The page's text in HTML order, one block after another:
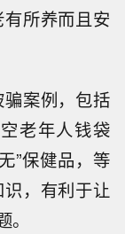
所养而且安
案例，包括
老年人钱袋
”保健品，等
，有利于让